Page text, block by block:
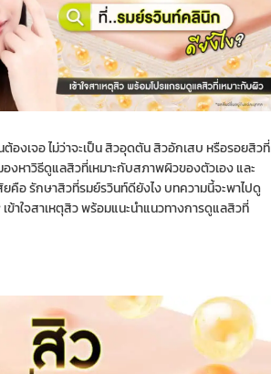
องเจอ ไม่ว่าจะเป็น สิวอุดตัน สิวอักเสบ หรือรอยสิวที่
องหาวิธีดูแลสิวที่เหมาะกับสภาพผิวของตัวเอง และ
คือ รักษาสิวที่รมย์รวินท์ดียังไง บทความนี้จะพาไปดู
ข้าใจสาเหตุสิว พร้อมแนะนำแนวทางการดูแลสิวที่